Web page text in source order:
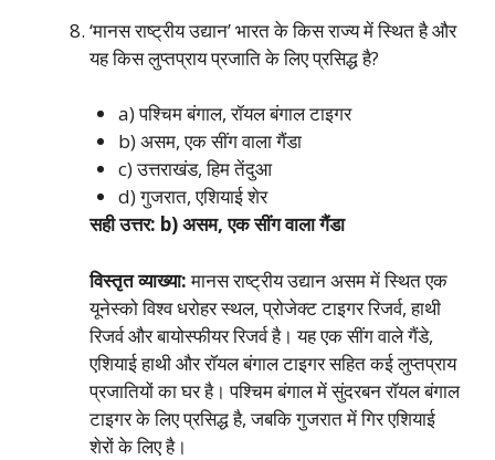
‘मानस राष्ट्रीय उद्यान’ भारत के किस राज्य में स्थित है और
यह किस लुप्तप्राय प्रजाति के लिए प्रसिद्ध है?
a) पश्चिम बंगाल, रॉयल बंगाल टाइगर
b) असम, एक सींग वाला गैंडा
c) उत्तराखंड, हिम तेंदुआ
d) गुजरात, एशियाई शेर
सही उत्तर: b) असम, एक सींग वाला गैंडा
विस्तृत व्याख्या:मानस राष्ट्रीय उद्यान असम में स्थित एक
यूनेस्को विश्व धरोहर स्थल, प्रोजेक्ट टाइगर रिजर्व, हाथी
रिजर्व और बायोस्फीयर रिजर्व है। यह एक सींग वाले गैंडे,
एशियाई हाथी और रॉयल बंगाल टाइगर सहित कई लुप्तप्राय
प्रजातियों का घर है। पश्चिम बंगाल में सुंदरबन रॉयल बंगाल
टाइगर के लिए प्रसिद्ध है, जबकि गुजरात में गिर एशियाई
शेरों के लिए है।